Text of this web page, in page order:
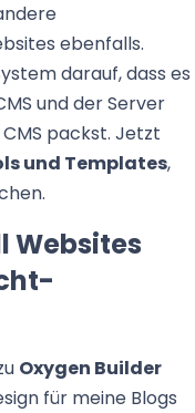
ebenfalls.
darauf, dass es
und der Server
packst. Jetzt
und Templates,
Websites
Oxygen Builder
für meine Blogs